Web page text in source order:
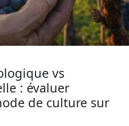
vs
: évaluer
de culture sur